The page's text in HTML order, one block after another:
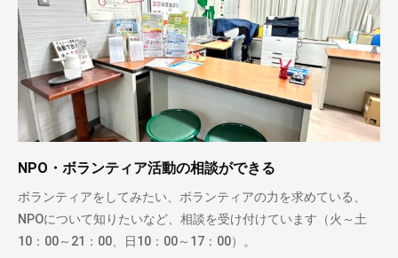
NPO・ボランティア活動の相談ができる
ボランティアをしてみたい、ボランティアの力を求めている、
NPOについて知りたいなど、相談を受け付けています（火～土
10：00～21：00、日10：00～17：00）。